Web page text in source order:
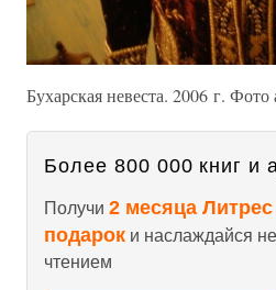
Бухарская невеста. 2006 г. Фото
Более 800 000 книг и
Получи 2 месяца
подарок и наслаждайся
чтением